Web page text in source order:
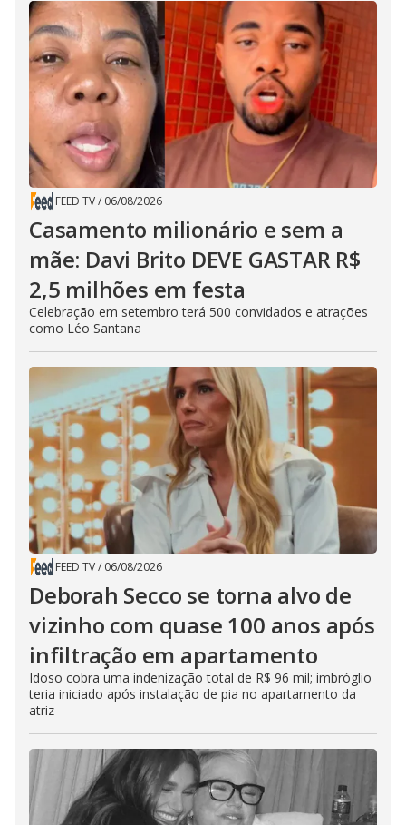
FEED TV/ 06/08/2026
Casamento milionário e sem a
mãe: Davi Brito DEVE GASTAR R$
2,5 milhões em festa
Celebração em setembro terá 500 convidados e atrações
como Léo Santana
FEED TV/ 06/08/2026
Deborah Secco se torna alvo de
vizinho com quase 100 anos após
infiltração em apartamento
Idoso cobra uma indenização total de R$ 96 mil; imbróglio
teria iniciado após instalação de pia no apartamento da
atriz